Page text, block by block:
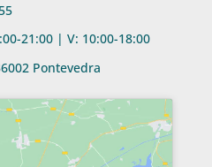
21:00 | V: 10:00-18:00
Pontevedra